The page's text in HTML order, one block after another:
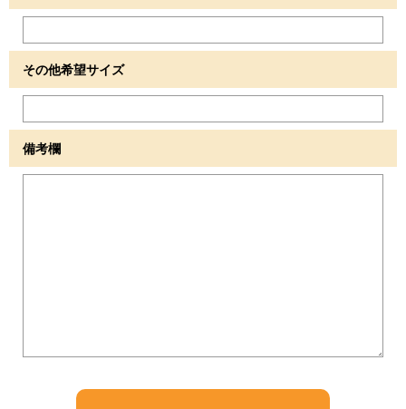
その他希望サイズ
備考欄